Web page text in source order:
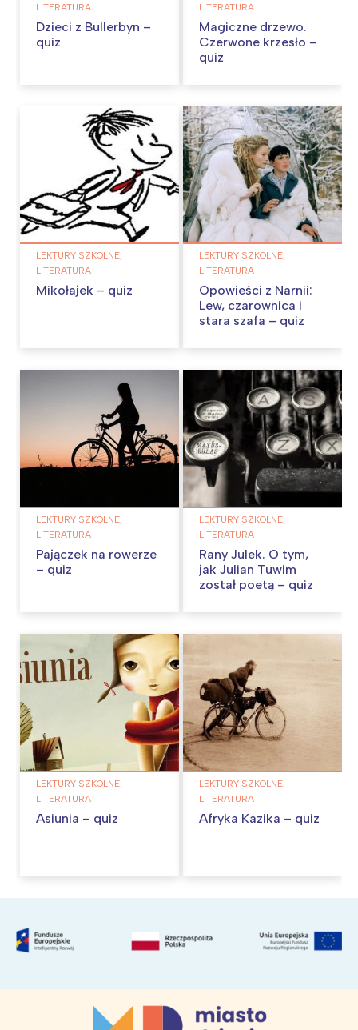
LITERATURA
Dzieci z Bullerbyn –
quiz
LITERATURA
Magiczne drzewo.
Czerwone krzesło –
quiz
LEKTURY SZKOLNE,
LITERATURA
Mikołajek – quiz
LEKTURY SZKOLNE,
LITERATURA
Opowieści z Narnii:
Lew, czarownica i
stara szafa – quiz
LEKTURY SZKOLNE,
LITERATURA
Pajączek na rowerze
– quiz
LEKTURY SZKOLNE,
LITERATURA
Rany Julek. O tym,
jak Julian Tuwim
został poetą – quiz
LEKTURY SZKOLNE,
LITERATURA
Asiunia – quiz
LEKTURY SZKOLNE,
LITERATURA
Afryka Kazika – quiz